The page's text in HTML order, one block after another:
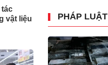
tác
vật liệu
PHÁP LUẬT